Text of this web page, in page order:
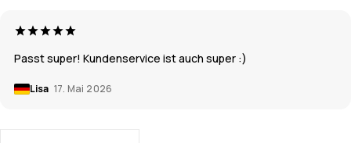
Passt super! Kundenservice ist auch super :)
Lisa 17. Mai 2026